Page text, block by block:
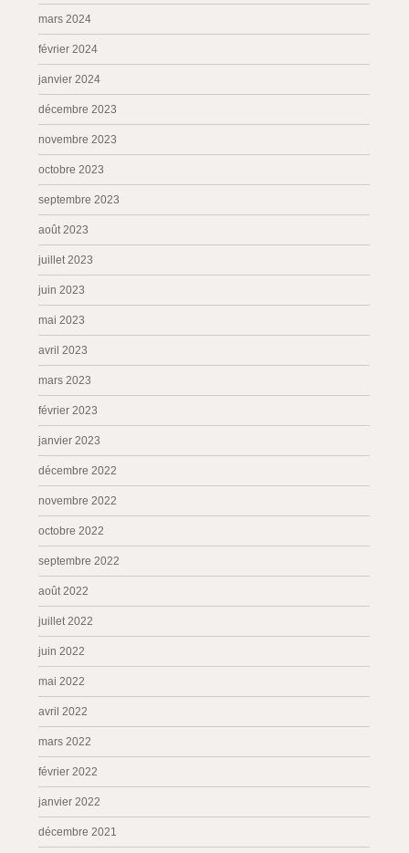
mars 2024
février 2024
janvier 2024
décembre 2023
novembre 2023
octobre 2023
septembre 2023
août 2023
juillet 2023
juin 2023
mai 2023
avril 2023
mars 2023
février 2023
janvier 2023
décembre 2022
novembre 2022
octobre 2022
septembre 2022
août 2022
juillet 2022
juin 2022
mai 2022
avril 2022
mars 2022
février 2022
janvier 2022
décembre 2021